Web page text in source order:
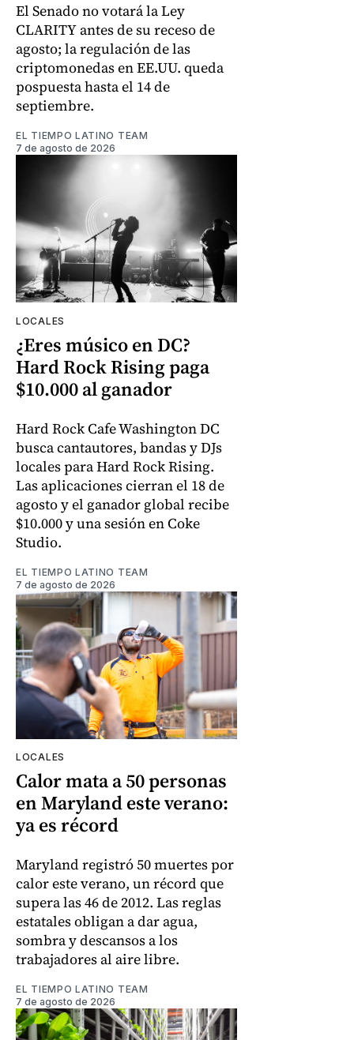
El Senado no votará la Ley
CLARITY antes de su receso de
agosto; la regulación de las
criptomonedas en EE.UU. queda
pospuesta hasta el 14 de
septiembre.
EL TIEMPO LATINO TEAM
7 de agosto de 2026
LOCALES
¿Eres músico en DC?
Hard Rock Rising paga
$10.000 al ganador
Hard Rock Cafe Washington DC
busca cantautores, bandas y DJs
locales para Hard Rock Rising.
Las aplicaciones cierran el 18 de
agosto y el ganador global recibe
$10.000 y una sesión en Coke
Studio.
EL TIEMPO LATINO TEAM
7 de agosto de 2026
LOCALES
Calor mata a 50 personas
en Maryland este verano:
ya es récord
Maryland registró 50 muertes por
calor este verano, un récord que
supera las 46 de 2012. Las reglas
estatales obligan a dar agua,
sombra y descansos a los
trabajadores al aire libre.
EL TIEMPO LATINO TEAM
7 de agosto de 2026